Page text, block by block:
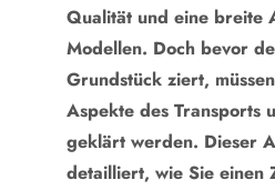
Qualität und eine breite
Modellen. Doch bevor
Grundstück ziert,
Aspekte des Transports
geklärt werden. Dieser
detailliert, wie Sie einen